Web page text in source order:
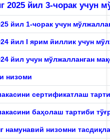
2025 йил 3-чорак
йил 1-чорак учун
йил I ярим йиллик учун
йил учун мўлжалланган
низоми
сертификатлаш
баҳолаш тартиби
намунавий низомни